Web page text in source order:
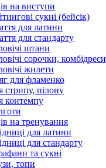
на виступи
сукні (бейсік)
для латини
для стандарту
штани
сорочки, комбідреси
жилети
для фламенко
стрипу, пілону
контемпу
на тренування
для латини
для стандарту
та сукні
топи